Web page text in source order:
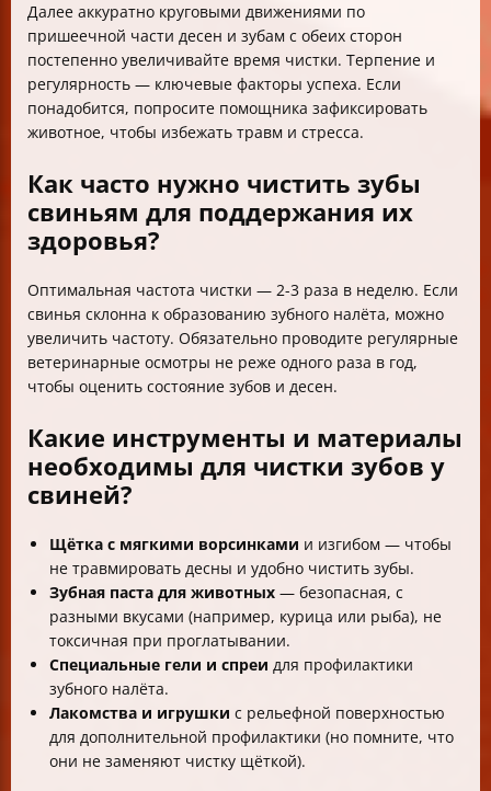
Далее аккуратно круговыми движениями по
пришеечной части десен и зубам с обеих сторон
постепенно увеличивайте время чистки. Терпение и
регулярность — ключевые факторы успеха. Если
понадобится, попросите помощника зафиксировать
животное, чтобы избежать травм и стресса.
Как часто нужно чистить зубы
свиньям для поддержания их
здоровья?
Оптимальная частота чистки — 2-3 раза в неделю. Если
свинья склонна к образованию зубного налёта, можно
увеличить частоту. Обязательно проводите регулярные
ветеринарные осмотры не реже одного раза в год,
чтобы оценить состояние зубов и десен.
Какие инструменты и материалы
необходимы для чистки зубов у
свиней?
Щётка с мягкими ворсинками и изгибом — чтобы
не травмировать десны и удобно чистить зубы.
Зубная паста для животных — безопасная, с
разными вкусами (например, курица или рыба), не
токсичная при проглатывании.
Специальные гели и спреи для профилактики
зубного налёта.
Лакомства и игрушки с рельефной поверхностью
для дополнительной профилактики (но помните, что
они не заменяют чистку щёткой).